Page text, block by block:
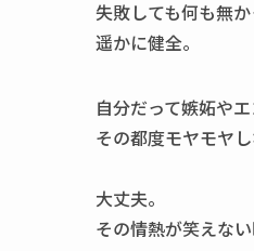
失敗しても何も無
遥かに健全。
自分だって嫉妬や
その都度モヤモヤ
大丈夫。
その情熱が笑えな